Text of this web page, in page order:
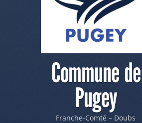
Commune de
Pugey
Franche-Comté – Doubs